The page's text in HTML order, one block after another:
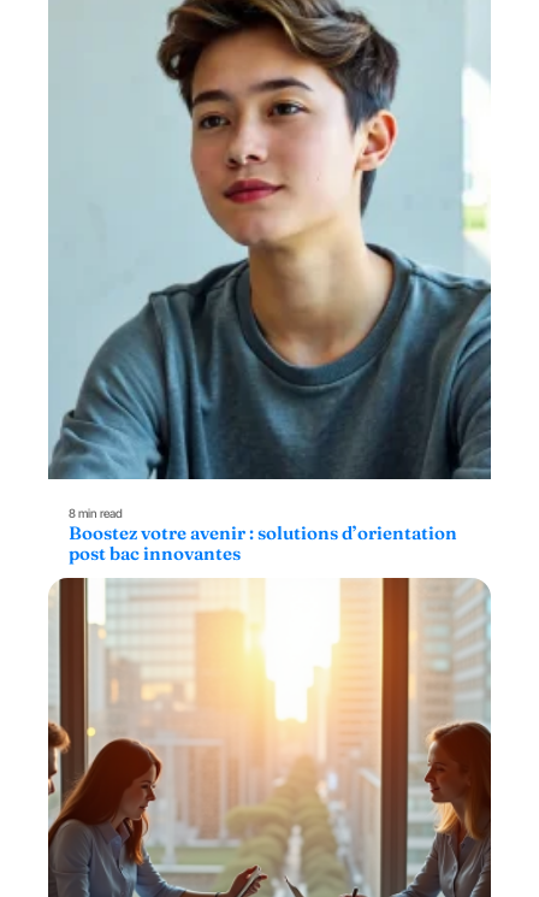
8 min read
Boostez votre avenir : solutions d’orientation
post bac innovantes